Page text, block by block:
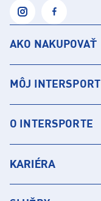
AKO NAKUPOVAŤ
MÔJ INTERSPORT
O INTERSPORTE
KARIÉRA